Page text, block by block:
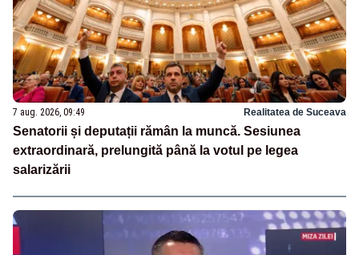
7 aug. 2026, 09:49 Realitatea de Suceava
Senatorii și deputații rămân la muncă. Sesiunea
extraordinară, prelungită până la votul pe legea
salarizării